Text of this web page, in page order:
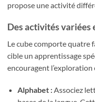
propose une activité
Des activités variées
Le cube comporte quatre
cible un apprentissage
encouragent l’exploration
Alphabet :Associez